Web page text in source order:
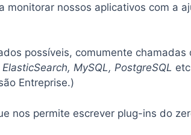
nossos aplicativos com a
possíveis, comumente chamadas
MySQL, PostgreSQL
Entreprise.)
nos permite escrever plug-ins do